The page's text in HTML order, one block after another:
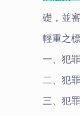
礎，並
輕重之標
一、犯
二、犯
三、犯